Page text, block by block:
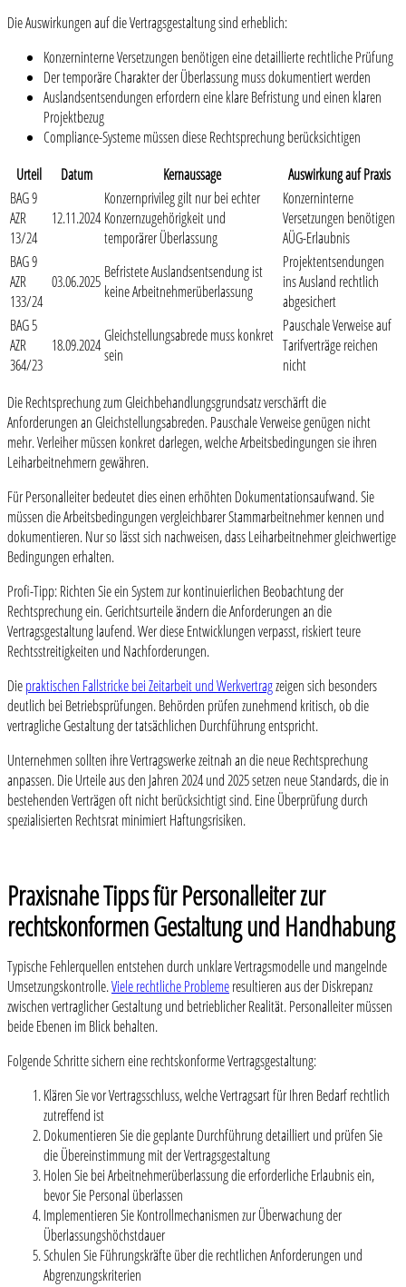
Die Auswirkungen auf die Vertragsgestaltung sind erheblich:
Konzerninterne Versetzungen benötigen eine detaillierte rechtliche Prüfung
Der temporäre Charakter der Überlassung muss dokumentiert werden
Auslandsentsendungen erfordern eine klare Befristung und einen klaren
Projektbezug
Compliance-Systeme müssen diese Rechtsprechung berücksichtigen
Urteil
Datum Kernaussage
Auswirkung auf Praxis
BAG 9
AZR
13/24
12.11.2024
Konzernprivileg gilt nur bei echter
Konzernzugehörigkeit und
temporärer Überlassung
Konzerninterne
Versetzungen benötigen
AÜG-Erlaubnis
BAG 9
AZR
133/24
03.06.2025 Befristete Auslandsentsendung ist
keine Arbeitnehmerüberlassung
Projektentsendungen
ins Ausland rechtlich
abgesichert
BAG 5
AZR
364/23
18.09.2024Gleichstellungsabrede muss konkret
sein
Pauschale Verweise auf
Tarifverträge reichen
nicht
Die Rechtsprechung zum Gleichbehandlungsgrundsatz verschärft die
Anforderungen an Gleichstellungsabreden. Pauschale Verweise genügen nicht
mehr. Verleiher müssen konkret darlegen, welche Arbeitsbedingungen sie ihren
Leiharbeitnehmern gewähren.
Für Personalleiter bedeutet dies einen erhöhten Dokumentationsaufwand. Sie
müssen die Arbeitsbedingungen vergleichbarer Stammarbeitnehmer kennen und
dokumentieren. Nur so lässt sich nachweisen, dass Leiharbeitnehmer gleichwertige
Bedingungen erhalten.
Profi-Tipp: Richten Sie ein System zur kontinuierlichen Beobachtung der
Rechtsprechung ein. Gerichtsurteile ändern die Anforderungen an die
Vertragsgestaltung laufend. Wer diese Entwicklungen verpasst, riskiert teure
Rechtsstreitigkeiten und Nachforderungen.
Diepraktischen Fallstricke bei Zeitarbeit und Werkvertragzeigen sich besonders
deutlich bei Betriebsprüfungen. Behörden prüfen zunehmend kritisch, ob die
vertragliche Gestaltung der tatsächlichen Durchführung entspricht.
Unternehmen sollten ihre Vertragswerke zeitnah an die neue Rechtsprechung
anpassen. Die Urteile aus den Jahren 2024 und 2025 setzen neue Standards, die in
bestehenden Verträgen oft nicht berücksichtigt sind. Eine Überprüfung durch
spezialisierten Rechtsrat minimiert Haftungsrisiken.
Praxisnahe Tipps für Personalleiter zur
rechtskonformen Gestaltung und Handhabung
Typische Fehlerquellen entstehen durch unklare Vertragsmodelle und mangelnde
Umsetzungskontrolle.Viele rechtliche Problemeresultieren aus der Diskrepanz
zwischen vertraglicher Gestaltung und betrieblicher Realität. Personalleiter müssen
beide Ebenen im Blick behalten.
Folgende Schritte sichern eine rechtskonforme Vertragsgestaltung:
Klären Sie vor Vertragsschluss, welche Vertragsart für Ihren Bedarf rechtlich
zutreffend ist
Dokumentieren Sie die geplante Durchführung detailliert und prüfen Sie
die Übereinstimmung mit der Vertragsgestaltung
Holen Sie bei Arbeitnehmerüberlassung die erforderliche Erlaubnis ein,
bevor Sie Personal überlassen
Implementieren Sie Kontrollmechanismen zur Überwachung der
Überlassungshöchstdauer
Schulen Sie Führungskräfte über die rechtlichen Anforderungen und
Abgrenzungskriterien